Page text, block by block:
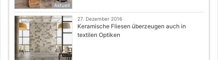
Aktuell
27. Dezember 2016
Keramische Fliesen überzeugen auch in
textilen Optiken